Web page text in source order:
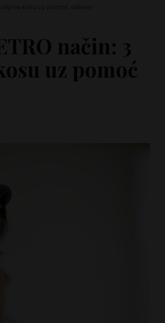
način: 3
uz pomoć